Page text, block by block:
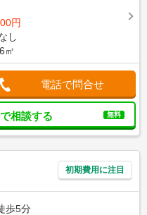
円
し
㎡
電話で問合せ
相談する 無料
初期費用に注目
歩5分